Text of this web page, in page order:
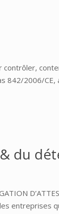
contrôler,
842/2006/CE,
du
entreprises